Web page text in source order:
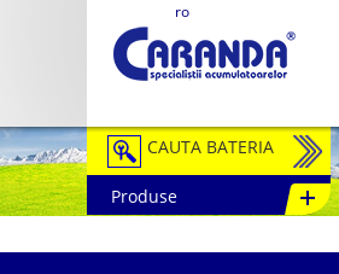
ro
CAUTA BATERIA
Auto / Moto
Tractiune
Produse